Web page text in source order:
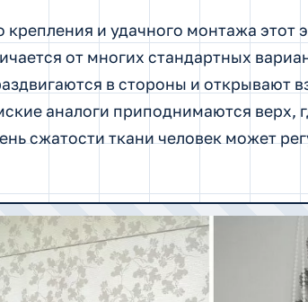
крепления и удачного монтажа этот
от многих стандартных
в стороны и открывают
аналоги приподнимаются верх,
сжатости ткани человек может